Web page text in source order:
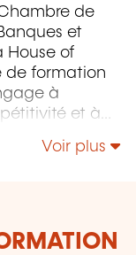
de
et
House of
de formation
à
et à
vivre son
Voir plus